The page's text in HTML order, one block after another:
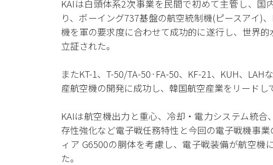
KAIは白頭体系2次事業を民間で初めて主管し、国
り、ボーイング737基盤の航空統制機(ピースアイ)
機を軍の要求度に合わせて成功的に遂行し、世界
立証された。
またKT-1、T-50/TA-50·FA-50、KF-21、KUH、
産航空機の開発に成功し、韓国航空産業をリードし
KAIは航空機出力と重心、冷却・電力システム統
存性強化など電子戦任務特性と今回の電子戦機事
ィア G6500の胴体を考慮し、電子戦装備が航空機
た。